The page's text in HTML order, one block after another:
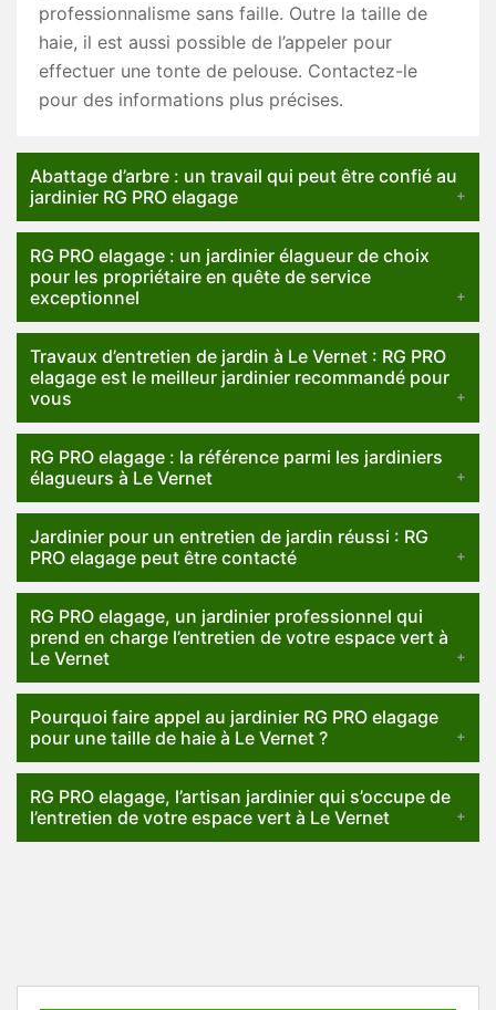
professionnalisme sans faille. Outre la taille de
haie, il est aussi possible de l’appeler pour
effectuer une tonte de pelouse. Contactez-le
pour des informations plus précises.
Abattage d’arbre : un travail qui peut être confié au
jardinier RG PRO elagage
RG PRO elagage : un jardinier élagueur de choix
pour les propriétaire en quête de service
exceptionnel
Travaux d’entretien de jardin à Le Vernet : RG PRO
elagage est le meilleur jardinier recommandé pour
vous
RG PRO elagage : la référence parmi les jardiniers
élagueurs à Le Vernet
Jardinier pour un entretien de jardin réussi : RG
PRO elagage peut être contacté
RG PRO elagage, un jardinier professionnel qui
prend en charge l’entretien de votre espace vert à
Le Vernet
Pourquoi faire appel au jardinier RG PRO elagage
pour une taille de haie à Le Vernet ?
RG PRO elagage, l’artisan jardinier qui s’occupe de
l’entretien de votre espace vert à Le Vernet